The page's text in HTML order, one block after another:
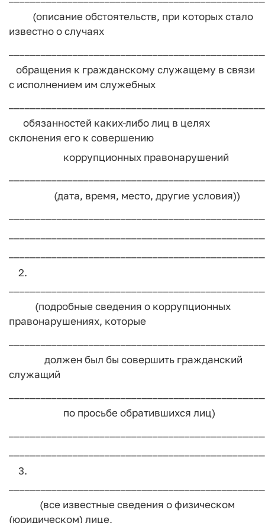
(описание обстоятельств, при которых стало
известно о случаях
обращения к гражданскому служащему в связи
с исполнением им служебных
обязанностей каких-либо лиц в целях
склонения его к совершению
коррупционных правонарушений
(дата, время, место, другие условия))
2.
(подробные сведения о коррупционных
правонарушениях, которые
должен был бы совершить гражданский
служащий
по просьбе обратившихся лиц)
3.
(все известные сведения о физическом
(юридическом) лице,